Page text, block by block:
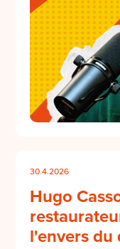
30.4.2026
Hugo
l'envers du